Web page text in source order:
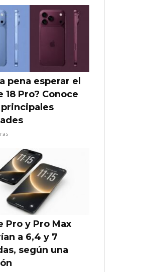
pena esperar el
18 Pro? Conoce
principales
Pro y Pro Max
a 6,4 y 7
según una